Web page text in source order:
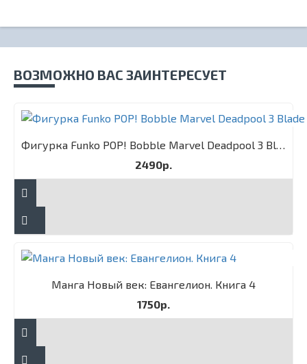
ВОЗМОЖНО ВАС ЗАИНТЕРЕСУЕТ
Фигурка Funko POP! Bobble Marvel Deadpool 3 Blade
2490р.
Манга Новый век: Евангелион. Книга 4
1750р.